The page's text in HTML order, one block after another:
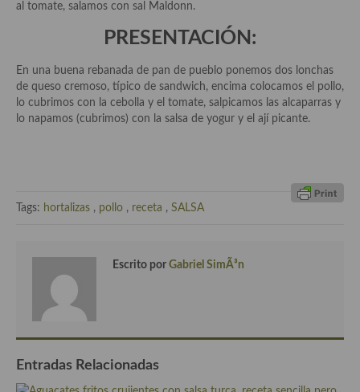
Entrantes y primeros platos
Ensaladas
Legumbres y cereales
Huevos
al tomate, salamos con sal Maldonn.
PRESENTACIÓN:
En una buena rebanada de pan de pueblo ponemos dos lonchas
de queso cremoso, típico de sandwich, encima colocamos el pollo,
lo cubrimos con la cebolla y el tomate, salpicamos las alcaparras y
lo napamos (cubrimos) con la salsa de yogur y el ají picante.
Tags: hortalizas , pollo , receta , SALSA
Escrito por Gabriel SimÃ³n
Entradas Relacionadas